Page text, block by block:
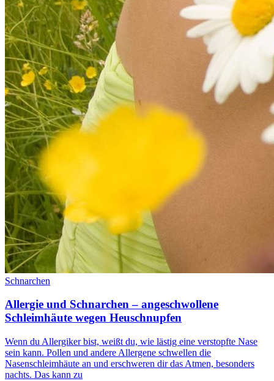
Schnarchen
Allergie und Schnarchen – angeschwollene
Schleimhäute wegen Heuschnupfen
Wenn du Allergiker bist, weißt du, wie lästig eine verstopfte Nase
sein kann. Pollen und andere Allergene schwellen die
Nasenschleimhäute an und erschweren dir das Atmen, besonders
nachts. Das kann zu